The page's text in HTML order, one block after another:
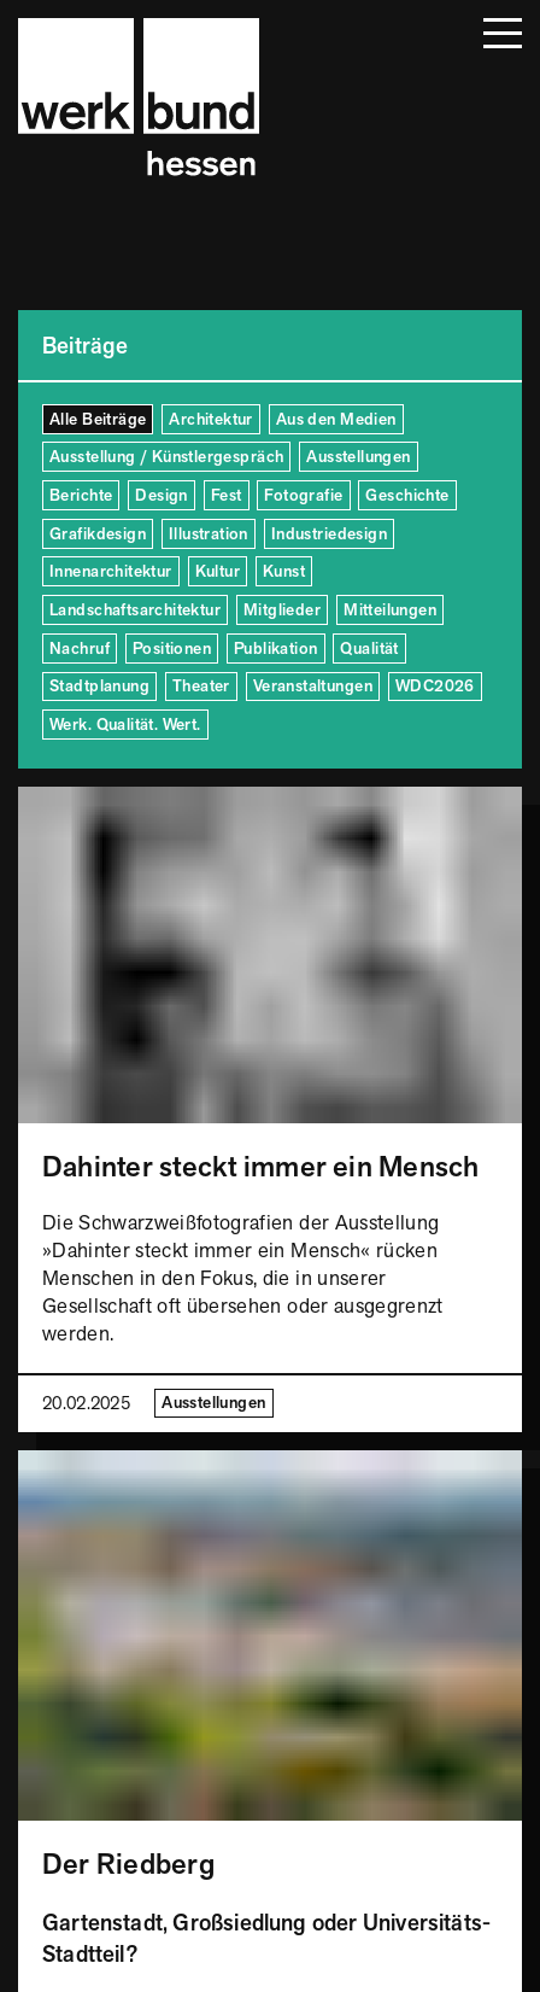
Beiträge
Kontakt
Dahinter steckt immer ein Mensch
Die Schwarzweißfotografien der Ausstellung
»Dahinter steckt immer ein Mensch« rücken
Menschen in den Fokus, die in unserer
Gesellschaft oft übersehen oder ausgegrenzt
werden.
20.02.2025 Ausstellungen
Der Riedberg
Gartenstadt, Großsiedlung oder Universitäts-
Stadtteil?
Beiträge
Alle Beiträge Architektur
Aus den Medien
Ausstellung / Künstlergespräch
Ausstellungen
Berichte
Design Fest Fotografie
Geschichte
Grafikdesign
Illustration
Industriedesign
Innenarchitektur
Kultur
Kunst
Landschaftsarchitektur
Mitglieder
Mitteilungen
Nachruf
Positionen Publikation
Qualität
Stadtplanung
Theater Veranstaltungen
WDC2026
Werk. Qualität. Wert.